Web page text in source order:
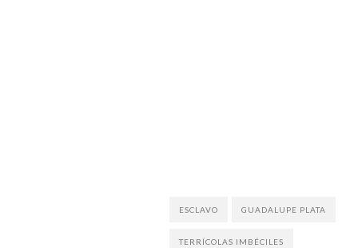
ESCLAVO GUADALUPE PLATA
TERRÍCOLAS IMBÉCILES